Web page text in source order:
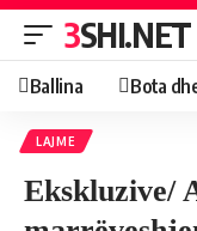
3SHI.NET
Ballina Bota
LAJME
Ekskluzive/